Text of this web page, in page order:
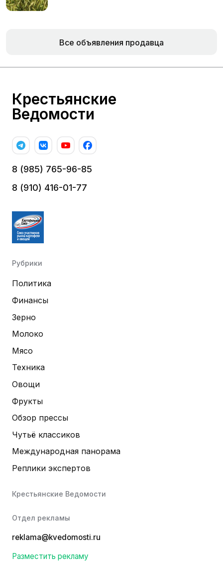
Все объявления продавца
Крестьянские
Ведомости
8 (985) 765-96-85
8 (910) 416-01-77
Рубрики
Политика
Финансы
Зерно
Молоко
Мясо
Техника
Овощи
Фрукты
Обзор прессы
Чутьё классиков
Международная панорама
Реплики экспертов
Крестьянские Ведомости
Отдел рекламы
reklama@kvedomosti.ru
Разместить рекламу